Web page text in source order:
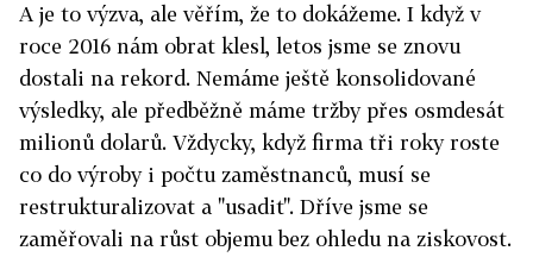
A je to výzva, ale věřím, že to dokážeme. I když v
roce 2016 nám obrat klesl, letos jsme se znovu
dostali na rekord. Nemáme ještě konsolidované
výsledky, ale předběžně máme tržby přes osmdesát
milionů dolarů. Vždycky, když firma tři roky roste
co do výroby i počtu zaměstnanců, musí se
restrukturalizovat a "usadit". Dříve jsme se
zaměřovali na růst objemu bez ohledu na ziskovost.